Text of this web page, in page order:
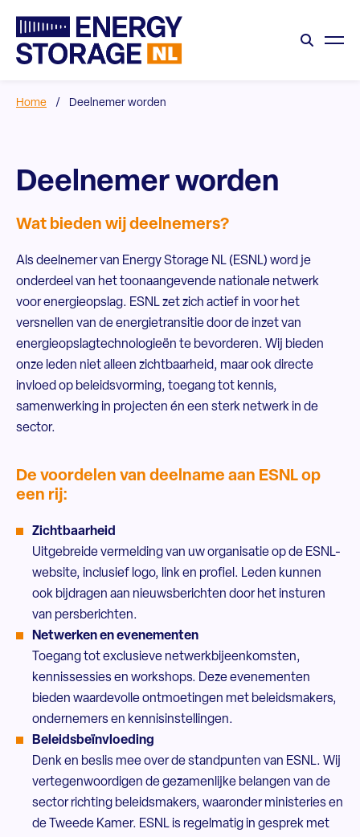
Home / Deelnemer worden
Deelnemer worden
Wat bieden wij deelnemers?
Als deelnemer van Energy Storage NL (ESNL) word je
onderdeel van het toonaangevende nationale netwerk
voor energieopslag. ESNL zet zich actief in voor het
versnellen van de energietransitie door de inzet van
energieopslagtechnologieën te bevorderen. Wij bieden
onze leden niet alleen zichtbaarheid, maar ook directe
invloed op beleidsvorming, toegang tot kennis,
samenwerking in projecten én een sterk netwerk in de
sector.
De voordelen van deelname aan ESNL op
een rij:
Zichtbaarheid
Uitgebreide vermelding van uw organisatie op de ESNL-
website, inclusief logo, link en profiel. Leden kunnen
ook bijdragen aan nieuwsberichten door het insturen
van persberichten.
Netwerken en evenementen
Toegang tot exclusieve netwerkbijeenkomsten,
kennissessies en workshops. Deze evenementen
bieden waardevolle ontmoetingen met beleidsmakers,
ondernemers en kennisinstellingen.
Beleidsbeïnvloeding
Denk en beslis mee over de standpunten van ESNL. Wij
vertegenwoordigen de gezamenlijke belangen van de
sector richting beleidsmakers, waaronder ministeries en
de Tweede Kamer. ESNL is regelmatig in gesprek met